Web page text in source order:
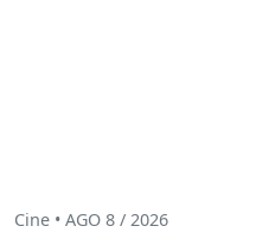
Cine • AGO 8 / 2026